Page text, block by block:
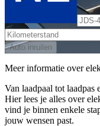
Auto inruilen
Meer informatie over
Van laadpaal tot
Hier lees je alles over
vind je binnen enkele
jouw wensen past.